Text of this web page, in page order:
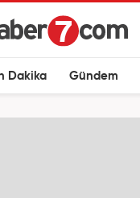
Dakika Gündem